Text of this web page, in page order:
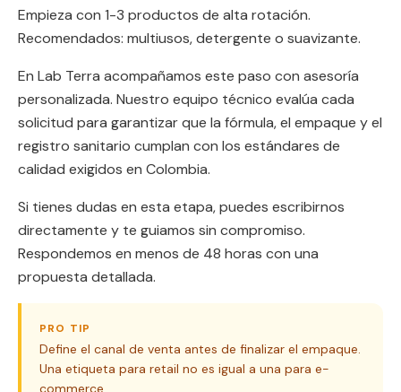
Empieza con 1-3 productos de alta rotación.
Recomendados: multiusos, detergente o suavizante.
En Lab Terra acompañamos este paso con asesoría
personalizada. Nuestro equipo técnico evalúa cada
solicitud para garantizar que la fórmula, el empaque y el
registro sanitario cumplan con los estándares de
calidad exigidos en Colombia.
Si tienes dudas en esta etapa, puedes escribirnos
directamente y te guiamos sin compromiso.
Respondemos en menos de 48 horas con una
propuesta detallada.
PRO TIP
Define el canal de venta antes de finalizar el empaque.
Una etiqueta para retail no es igual a una para e-
commerce.